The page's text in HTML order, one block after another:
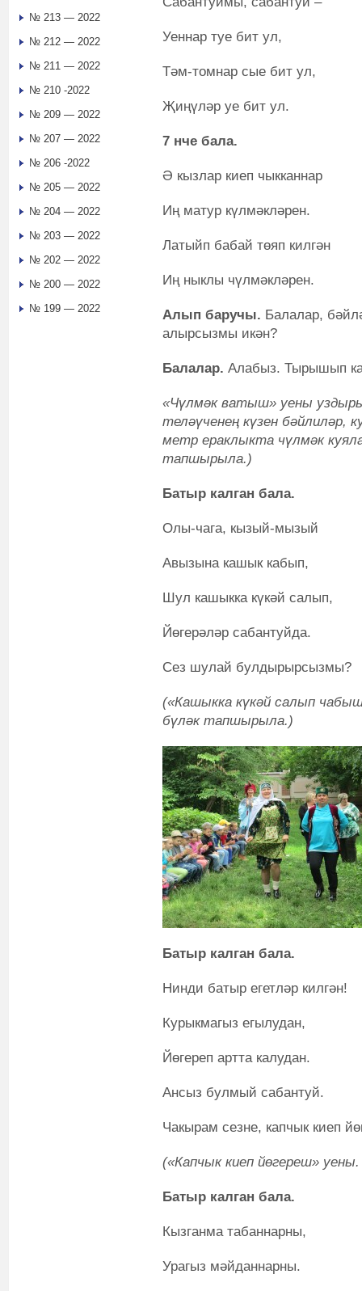
Уеннар туе бит ул,
Тәм-томнар сые бит ул,
Җиңүләр уе бит ул.
7 нче бала.
Ә кызлар киеп чыкканнар
Иң матур күлмәкләрен.
Латыйп бабай төяп килгән
Иң ныклы чүлмәкләрен.
Алып баручы. Балалар,
алырсызмы икән?
Балалар. Алабыз. Тырышып
«Чүлмәк ватыш» уены
теләүченең күзен бәйлиләр,
метр ераклыкта чүлмәк
тапшырыла.)
Батыр калган бала.
Олы-чага, кызый-мызый
Авызына кашык кабып,
Шул кашыкка күкәй салып,
Йөгерәләр сабантуйда.
Сез шулай булдырырсызмы?
(«Кашыкка күкәй салып
бүләк тапшырыла.)
Батыр калган бала.
Нинди батыр егетләр килгән!
Курыкмагыз егылудан,
Йөгереп артта калудан.
Ансыз булмый сабантуй.
Чакырам сезне, капчык киеп
(«Капчык киеп йөгереш»
Батыр калган бала.
Кызганма табаннарны,
Урагыз мәйданнарны.
№ 213 — 2022
№ 212 — 2022
№ 211 — 2022
№ 210 -2022
№ 209 — 2022
№ 207 — 2022
№ 206 -2022
№ 205 — 2022
№ 204 — 2022
№ 203 — 2022
№ 202 — 2022
№ 200 — 2022
№ 199 — 2022